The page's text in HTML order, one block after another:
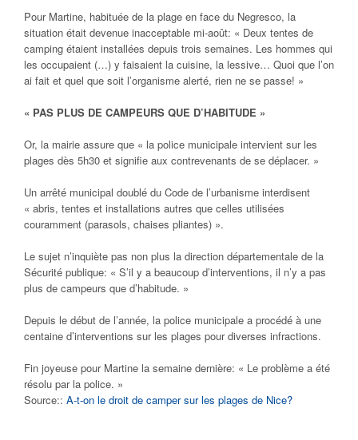
Pour Martine, habituée de la plage en face du Negresco, la
situation était devenue inacceptable mi-août: « Deux tentes de
camping étaient installées depuis trois semaines. Les hommes qui
les occupaient (…) y faisaient la cuisine, la lessive… Quoi que l’on
ai fait et quel que soit l’organisme alerté, rien ne se passe! »
« PAS PLUS DE CAMPEURS QUE D’HABITUDE »
Or, la mairie assure que « la police municipale intervient sur les
plages dès 5h30 et signifie aux contrevenants de se déplacer. »
Un arrêté municipal doublé du Code de l’urbanisme interdisent
« abris, tentes et installations autres que celles utilisées
couramment (parasols, chaises pliantes) ».
Le sujet n’inquiète pas non plus la direction départementale de la
Sécurité publique: « S’il y a beaucoup d’interventions, il n’y a pas
plus de campeurs que d’habitude. »
Depuis le début de l’année, la police municipale a procédé à une
centaine d’interventions sur les plages pour diverses infractions.
Fin joyeuse pour Martine la semaine dernière: « Le problème a été
résolu par la police. »
Source:: A-t-on le droit de camper sur les plages de Nice?